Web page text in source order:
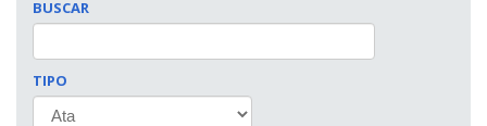
BUSCAR
TIPO